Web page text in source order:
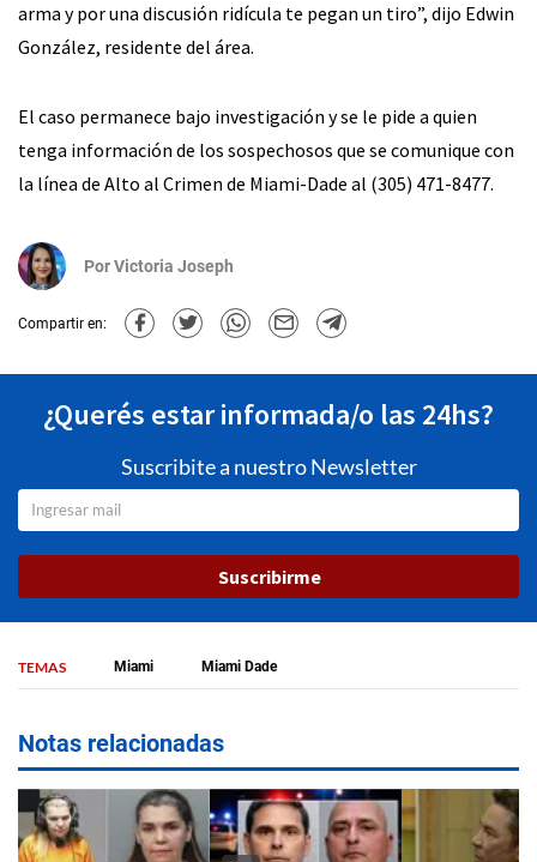
arma y por una discusión ridícula te pegan un tiro”, dijo Edwin
González, residente del área.
El caso permanece bajo investigación y se le pide a quien
tenga información de los sospechosos que se comunique con
la línea de Alto al Crimen de Miami-Dade al (305) 471-8477.
PorVictoria Joseph
Compartir en:
¿Querés estar informada/o las 24hs?
Suscribite a nuestro Newsletter
Suscribirme
TEMAS Miami Miami Dade
Notas relacionadas